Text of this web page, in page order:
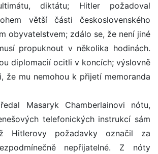
diktátu; Hitler požadoval
větší části československého
obyvatelstvem; zdálo se, že není jiné
propuknout v několika hodinách.
diplomacií ocitli v koncích; výslovně
že mu nemohou k přijetí memoranda
Masaryk Chamberlainovi nótu,
telefonických instrukcí sám
Hitlerovy požadavky označil za
nepřijatelné. Z nóty